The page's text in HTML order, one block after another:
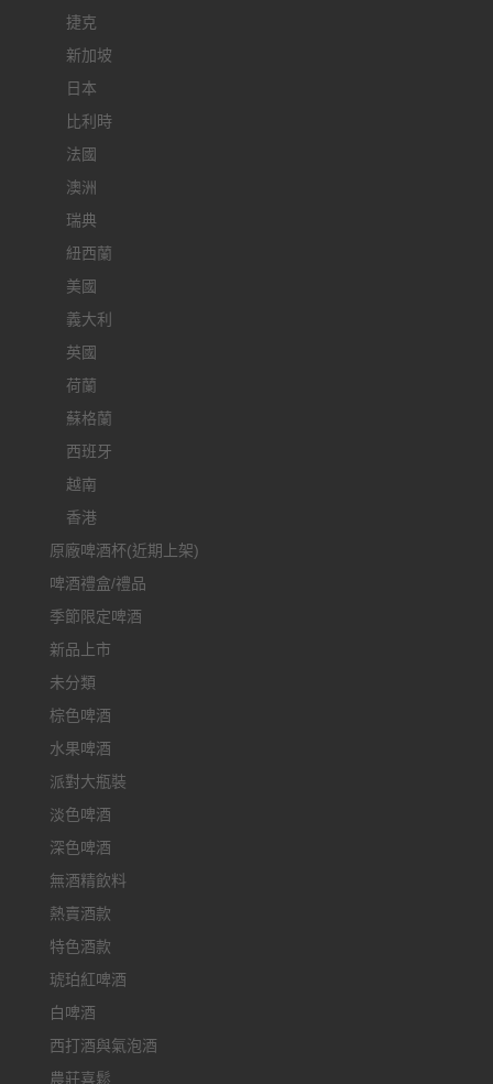
捷克
新加坡
日本
比利時
法國
澳洲
瑞典
紐西蘭
美國
義大利
英國
荷蘭
蘇格蘭
西班牙
越南
香港
原廠啤酒杯(近期上架)
啤酒禮盒/禮品
季節限定啤酒
新品上市
未分類
棕色啤酒
水果啤酒
派對大瓶裝
淡色啤酒
深色啤酒
無酒精飲料
熱賣酒款
特色酒款
琥珀紅啤酒
白啤酒
西打酒與氣泡酒
農莊喜鬆